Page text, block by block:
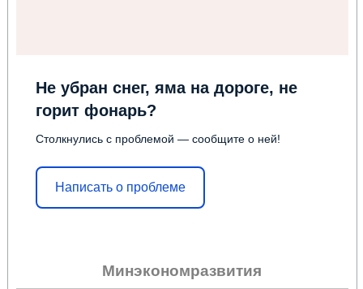
Не убран снег, яма на дороге, не
горит фонарь?
Столкнулись с проблемой — сообщите о ней!
Написать о проблеме
Минэкономразвития